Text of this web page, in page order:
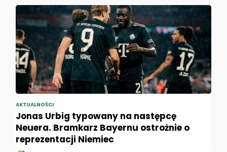
AKTUALNOŚCI
Jonas Urbig typowany na następcę
Neuera. Bramkarz Bayernu ostrożnie o
reprezentacji Niemiec